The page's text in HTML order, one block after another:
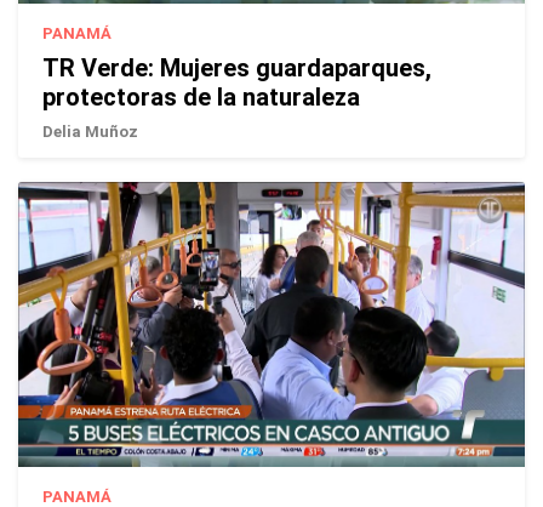
PANAMÁ
TR Verde: Mujeres guardaparques,
protectoras de la naturaleza
Delia Muñoz
PANAMÁ